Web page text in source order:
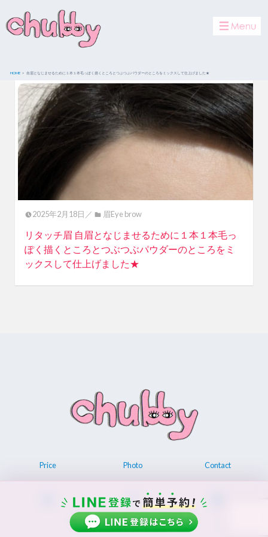
HOME 自眉となじませるために１本１本毛っぽく描くところとつぶつぶパウダーのところをミックスして仕上げました★
2025年2月18日／ 眉Eye brow
リタッチ眉 自眉となじませるために１本１本毛っ
ぽく描くところとつぶつぶパウダーのところをミ
ックスして仕上げました★
Price Photo Contact
© 2026 Permanent make up chubby.